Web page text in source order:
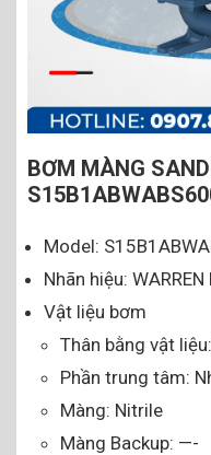
BƠM MÀNG
Model:
Nhãn hiệu: WARREN
Vật liệu bơm
Thân bằng vật
Phần trung tâm:
Màng: Nitrile
Màng Backup: —-